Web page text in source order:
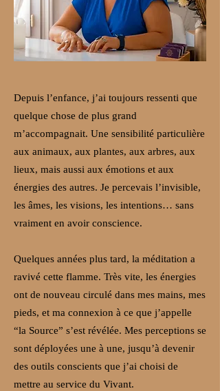
Depuis l’enfance, j’ai toujours ressenti que
quelque chose de plus grand
m’accompagnait. Une sensibilité particulière
aux animaux, aux plantes, aux arbres, aux
lieux, mais aussi aux émotions et aux
énergies des autres. Je percevais l’invisible,
les âmes, les visions, les intentions… sans
vraiment en avoir conscience.
Quelques années plus tard, la méditation a
ravivé cette flamme. Très vite, les énergies
ont de nouveau circulé dans mes mains, mes
pieds, et ma connexion à ce que j’appelle
“la Source” s’est révélée. Mes perceptions se
sont déployées une à une, jusqu’à devenir
des outils conscients que j’ai choisi de
mettre au service du Vivant.